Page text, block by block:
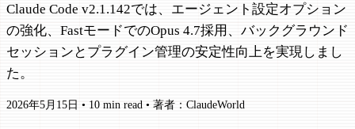
Claude Code v2.1.142では、エージェント設定オプション
の強化、FastモードでのOpus 4.7採用、バックグラウンド
セッションとプラグイン管理の安定性向上を実現しまし
た。
2026年5月15日 • 10 min read • 著者：ClaudeWorld